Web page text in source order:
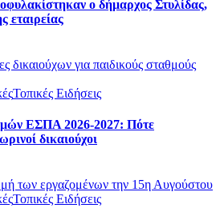
ο δήμαρχος Στυλίδας,
εταιρείας
Τοπικές Ειδήσεις
ΕΣΠΑ 2026-2027: Πότε
δικαιούχοι
Τοπικές Ειδήσεις